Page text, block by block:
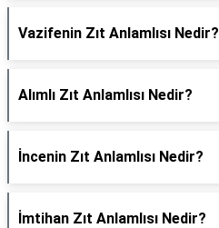
Vazifenin Zıt Anlamlısı Nedir?
Alımlı Zıt Anlamlısı Nedir?
İncenin Zıt Anlamlısı Nedir?
İmtihan Zıt Anlamlısı Nedir?